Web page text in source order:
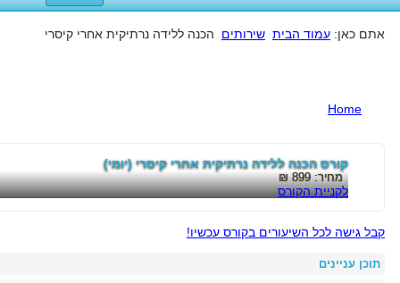
אתם כאן: עמוד הבית שירותים הכנה ללידה נרתיקית אחרי קיסרי
Home
קורס הכנה ללידה נרתיקית אחרי קיסרי (יומי)
מחיר:899 ₪
לקניית הקורס
קבל גישה לכל השיעורים בקורס עכשיו!
תוכן עניינים